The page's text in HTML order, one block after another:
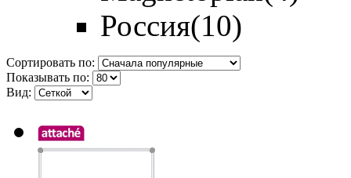
Россия(10)
Сортировать по:
Показывать по:
Вид: